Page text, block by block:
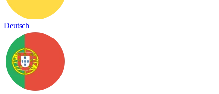
Deutsch